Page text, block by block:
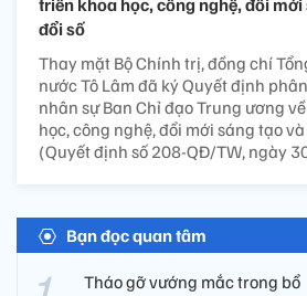
đổi số
Thay mặt Bộ Chính trị, đồng chí
nước Tô Lâm đã ký Quyết định
nhân sự Ban Chỉ đạo Trung ương
học, công nghệ, đổi mới sáng tạo
(Quyết định số 208-QĐ/TW, ngày
Bạn đọc quan tâm
Tháo gỡ vướng mắc trong bổ